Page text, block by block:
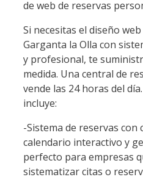
de web de reservas
Si necesitas el diseño
Garganta la Olla con
y profesional, te
medida. Una central de
vende las 24 horas del
incluye:
-Sistema de reservas
calendario interactivo y
perfecto para empresas
sistematizar citas o